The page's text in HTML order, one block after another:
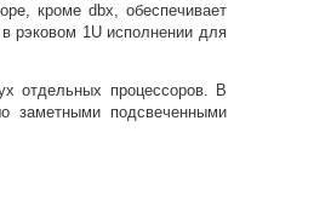
кроме dbx, обеспечивает
рэковом 1U исполнении для
отдельных процессоров. В
заметными подсвеченными